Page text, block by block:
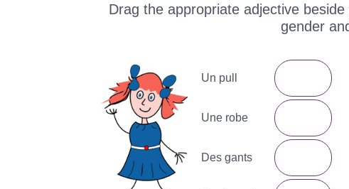
Drag the appropriate adjective
gender
Un pull
Une robe
Des gants